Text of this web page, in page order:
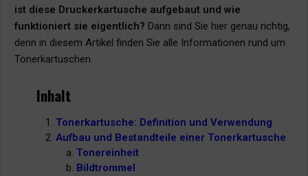
ist diese Druckerkartusche aufgebaut und wie
funktioniert sie eigentlich? Dann sind Sie hier genau richtig,
denn in diesem Artikel finden Sie alle Informationen rund um
Tonerkartuschen.
Inhalt
Tonerkartusche: Definition und Verwendung
Aufbau und Bestandteile einer Tonerkartusche
Tonereinheit
Bildtrommel